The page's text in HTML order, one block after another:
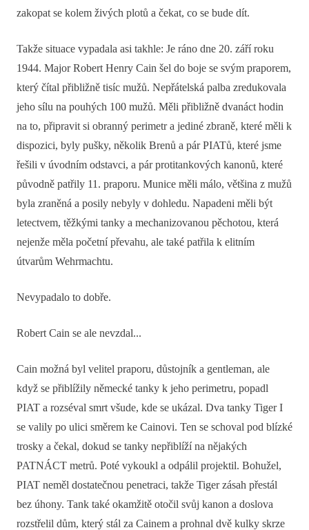
zakopat se kolem živých plotů a čekat, co se bude dít.
Takže situace vypadala asi takhle: Je ráno dne 20. září roku
1944. Major Robert Henry Cain šel do boje se svým praporem,
který čítal přibližně tisíc mužů. Nepřátelská palba zredukovala
jeho sílu na pouhých 100 mužů. Měli přibližně dvanáct hodin
na to, připravit si obranný perimetr a jediné zbraně, které měli k
dispozici, byly pušky, několik Brenů a pár PIATů, které jsme
řešili v úvodním odstavci, a pár protitankových kanonů, které
původně patřily 11. praporu. Munice měli málo, většina z mužů
byla zraněná a posily nebyly v dohledu. Napadeni měli být
letectvem, těžkými tanky a mechanizovanou pěchotou, která
nejenže měla početní převahu, ale také patřila k elitním
útvarům Wehrmachtu.
Nevypadalo to dobře.
Robert Cain se ale nevzdal...
Cain možná byl velitel praporu, důstojník a gentleman, ale
když se přiblížily německé tanky k jeho perimetru, popadl
PIAT a rozséval smrt všude, kde se ukázal. Dva tanky Tiger I
se valily po ulici směrem ke Cainovi. Ten se schoval pod blízké
trosky a čekal, dokud se tanky nepřiblíží na nějakých
PATNÁCT metrů. Poté vykoukl a odpálil projektil. Bohužel,
PIAT neměl dostatečnou penetraci, takže Tiger zásah přestál
bez úhony. Tank také okamžitě otočil svůj kanon a doslova
rozstřelil dům, který stál za Cainem a prohnal dvě kulky skrze